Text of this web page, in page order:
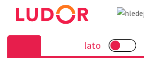
Villaggio CAPISTRANO - Bibione
lato